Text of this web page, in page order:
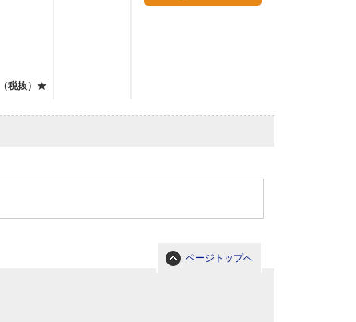
（税抜）★
ページトップへ